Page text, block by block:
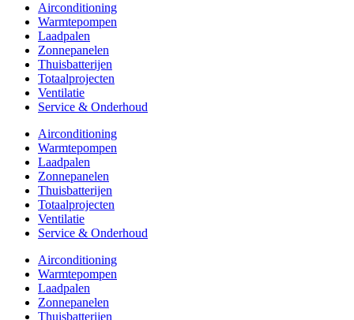
Airconditioning
Warmtepompen
Laadpalen
Zonnepanelen
Thuisbatterijen
Totaalprojecten
Ventilatie
Service & Onderhoud
Airconditioning
Warmtepompen
Laadpalen
Zonnepanelen
Thuisbatterijen
Totaalprojecten
Ventilatie
Service & Onderhoud
Airconditioning
Warmtepompen
Laadpalen
Zonnepanelen
Thuisbatterijen